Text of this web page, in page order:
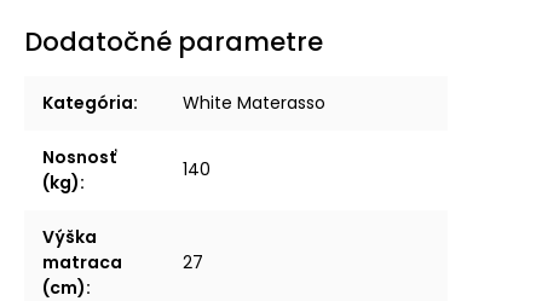
Dodatočné parametre
Kategória: White Materasso
Nosnosť
(kg):
140
Výška
matraca
(cm):
27